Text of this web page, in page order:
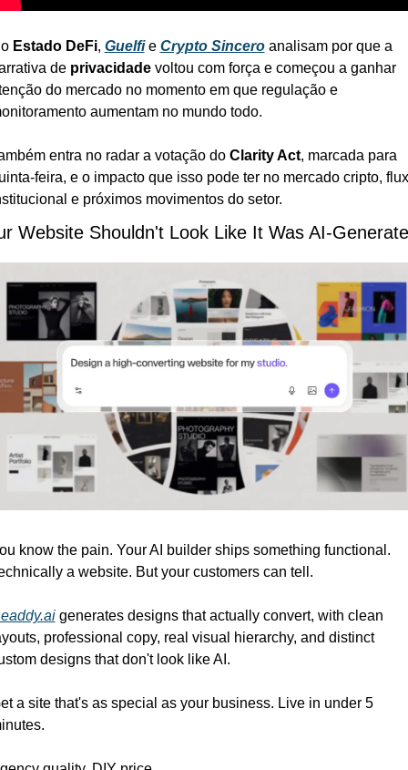
Estado DeFi, Guelfi e Crypto Sincero analisam por que a
de privacidade voltou com força e começou a ganhar
do mercado no momento em que regulação e
aumentam no mundo todo.
entra no radar a votação do Clarity Act, marcada para
feira, e o impacto que isso pode ter no mercado cripto,
e próximos movimentos do setor.
Website Shouldn't Look Like It Was AI-
know the pain. Your AI builder ships something functional.
a website. But your customers can tell.
generates designs that actually convert, with clean
professional copy, real visual hierarchy, and distinct
designs that don't look like AI.
a site that's as special as your business. Live in under 5